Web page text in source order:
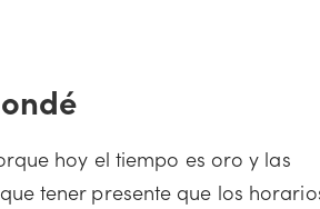
hoy el tiempo es oro y las
tener presente que los